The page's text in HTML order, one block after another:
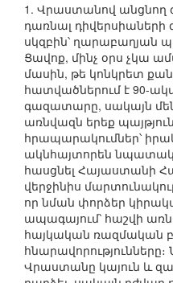
1. Վրաստանով
դառնալ դիվերսիաների
սկզբին՝ ղարաբաղյան
Ցավոք, մինչ օրս չկա
մասին, թե կոնկրետ
հատվածներում է 90-
գազատարը, սակայն
առնվազն երեք
հրապարակումներ՝
ակնհայտորեն նպատակ
հասցնել Հայաստանի
վերջինիս
որ նման փորձեր
ապագայում՝ հաշվի
հայկական ռազմական
հնարավորությունները։
Վրաստանը կայուն և